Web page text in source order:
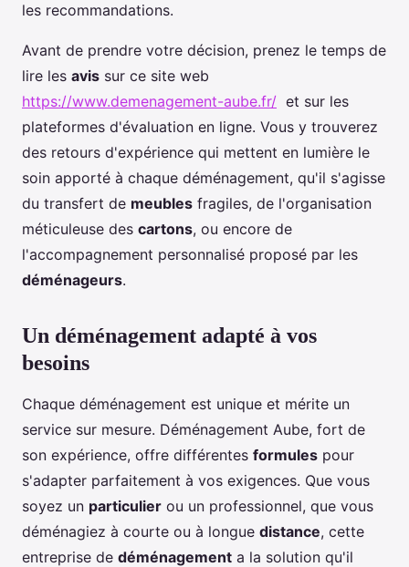
les recommandations.
Avant de prendre votre décision, prenez le temps de
lire les avis sur ce site web
https://www.demenagement-aube.fr/ et sur les
plateformes d'évaluation en ligne. Vous y trouverez
des retours d'expérience qui mettent en lumière le
soin apporté à chaque déménagement, qu'il s'agisse
du transfert de meubles fragiles, de l'organisation
méticuleuse des cartons, ou encore de
l'accompagnement personnalisé proposé par les
déménageurs.
Un déménagement adapté à vos
besoins
Chaque déménagement est unique et mérite un
service sur mesure. Déménagement Aube, fort de
son expérience, offre différentes formules pour
s'adapter parfaitement à vos exigences. Que vous
soyez un particulier ou un professionnel, que vous
déménagiez à courte ou à longue distance, cette
entreprise de déménagement a la solution qu'il